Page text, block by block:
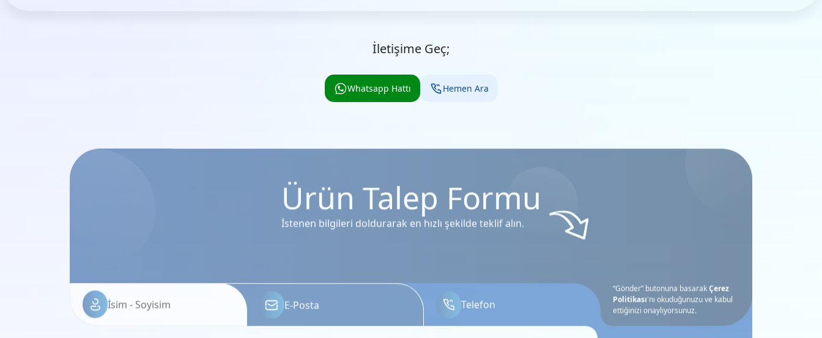
İletişime Geç;
Whatsapp Hattı Hemen Ara
Ürün Talep Formu
İstenen bilgileri doldurarak en hızlı şekilde teklif alın.
“Gönder” butonuna basarakÇerez
Politikası'nı okuduğunuzu ve kabul
ettiğinizi onaylıyorsunuz.